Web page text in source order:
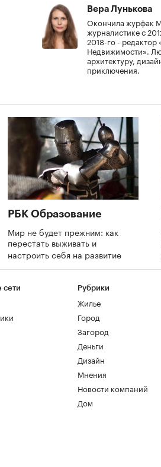
Вера Лунькова
Окончила журфак
журналистике с
2018-го - редактор
Недвижимости».
архитектуру,
приключения.
РБК Образование
Мир не будет прежним: как
перестать выживать и
настроить себя на развитие
сети Рубрики
Жилье
Город
Загород
Деньги
Дизайн
Мнения
Новости компаний
Дом